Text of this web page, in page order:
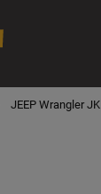
JEEP Wrangler JK